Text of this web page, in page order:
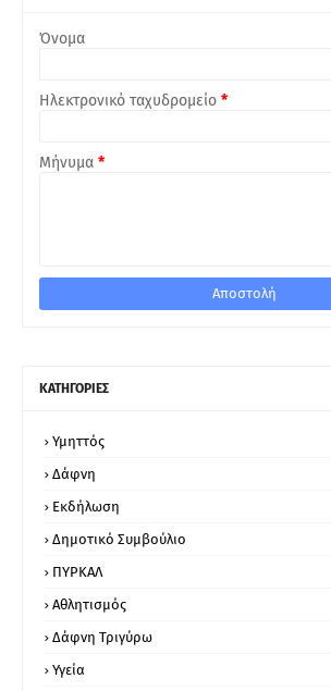
Όνομα
Ηλεκτρονικό ταχυδρομείο *
Μήνυμα *
ΚΑΤΗΓΟΡΙΕΣ
Υμηττός
Δάφνη
Εκδήλωση
Δημοτικό Συμβούλιο
ΠΥΡΚΑΛ
Αθλητισμός
Δάφνη Τριγύρω
Υγεία